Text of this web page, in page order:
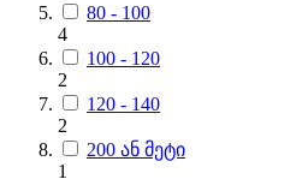
80 - 100
4
100 - 120
2
120 - 140
2
200 ან მეტი
1